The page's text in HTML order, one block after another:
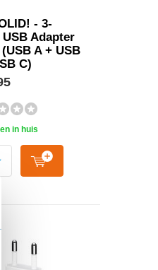
- 3-
Adapter
(USB A + USB
C)
in huis